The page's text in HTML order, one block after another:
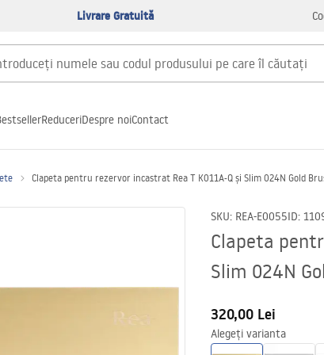
Livrare Gratuită
ReduceriDespre noiContact
Clapeta pentru rezervor incastrat Rea T K011A-Q și Slim 024N Gold
SKU: REA-E0055ID:
Clapeta
Slim 024N
320,00 Lei
Alegeți varianta